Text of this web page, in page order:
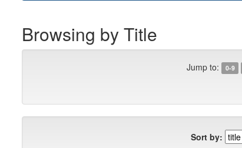
Browsing by Title
Jump to: 0-9
Sort by: